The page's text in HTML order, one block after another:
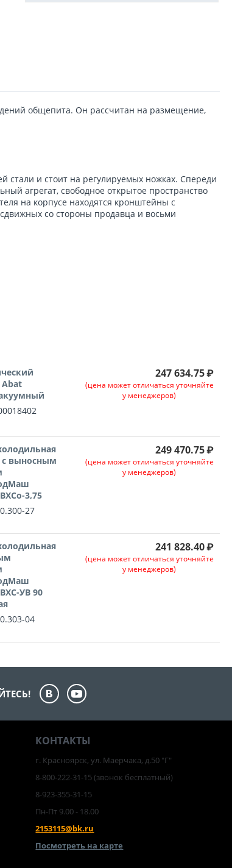
общепита. Он рассчитан на размещение,
стали и стоит на регулируемых ножках. Спереди
агрегат, свободное открытое пространство
на корпусе находятся кронштейны с
со стороны продавца и восьми
247 634.75₽
(цена может отличаться уточняйте
у менеджеров)
с выносным
3,75
27
249 470.75₽
(цена может отличаться уточняйте
у менеджеров)
УВ 90
04
241 828.40₽
(цена может отличаться уточняйте
у менеджеров)
КОНТАКТЫ
г. Красноярск, ул. Маерчака, д.50 "Г"
8-800-222-31-15(звонок бесплатный)
8-923-355-31-15
Пн-Пт 9.00 - 18.00
2153115@bk.ru
Посмотреть на карте